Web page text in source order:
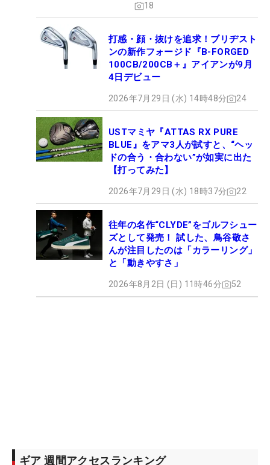
18
打感・顔・抜けを追求！ブリヂスト
ンの新作フォージド『B-FORGED
100CB/200CB＋』アイアンが9月
4日デビュー
2026年7月29日 (水) 14時48分 24
USTマミヤ『ATTAS RX PURE
BLUE』をアマ3人が試すと、“ヘッ
ドの合う・合わない”が如実に出た
【打ってみた】
2026年7月29日 (水) 18時37分 22
往年の名作“CLYDE”をゴルフシュー
ズとして発売！ 試した、鳥谷敬さ
んが注目したのは「カラーリング」
と「動きやすさ」
2026年8月2日 (日) 11時46分 52
ギア 週間アクセスランキング